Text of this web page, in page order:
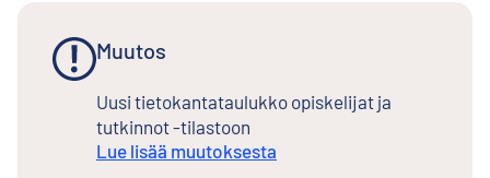
Muutos
Uusi tietokantataulukko opiskelijat ja
tutkinnot -tilastoon
Lue lisää muutoksesta